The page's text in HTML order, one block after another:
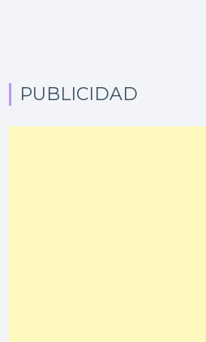
PUBLICIDAD